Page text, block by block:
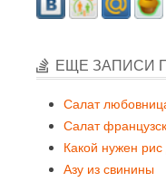
ЕЩЕ ЗАПИСИ
Салат
Салат
Какой нужен
Азу из свинины